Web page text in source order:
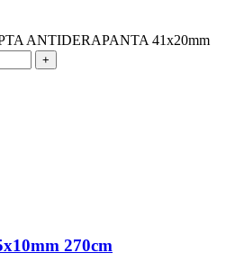
ANTIDERAPANTA 41x20mm
270cm